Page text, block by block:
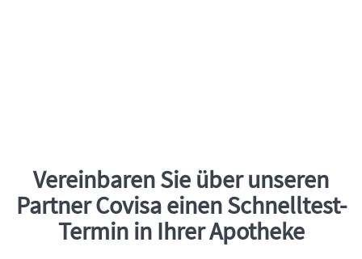
Einleitung
Vereinbaren Sie über unseren
Partner Covisa einen Schnelltest-
Termin in Ihrer Apotheke